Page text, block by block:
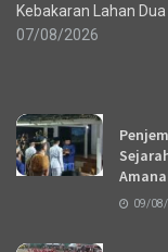
Kebakaran Lahan
07/08/2026
09/